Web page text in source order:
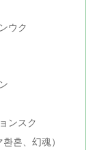
ウク
ンスク
혼、幻魂）